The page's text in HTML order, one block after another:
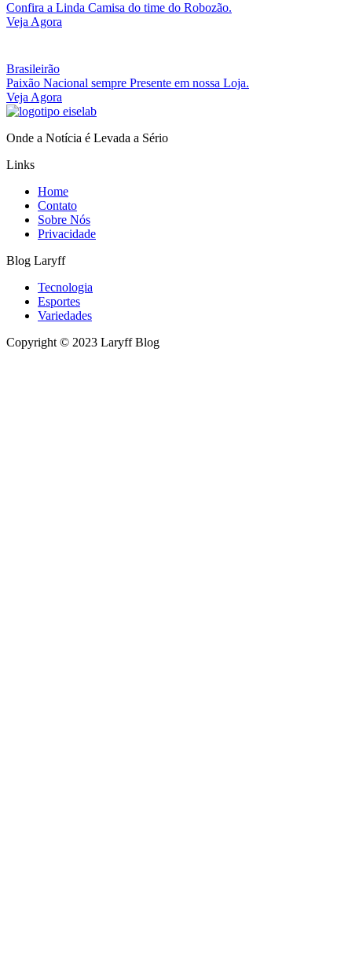
Confira a Linda Camisa do time do Robozão.
Veja Agora
Brasileirão
Paixão Nacional sempre Presente em nossa Loja.
Veja Agora
Onde a Notícia é Levada a Sério
Links
Home
Contato
Sobre Nós
Privacidade
Blog Laryff
Tecnologia
Esportes
Variedades
Copyright © 2023 Laryff Blog